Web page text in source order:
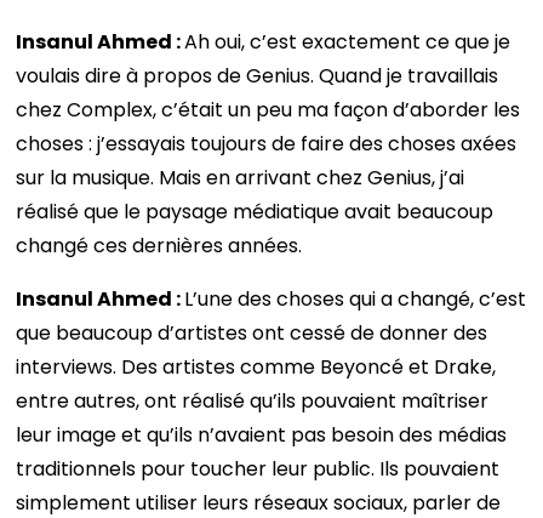
Insanul Ahmed :Ah oui, c’est exactement ce que je
voulais dire à propos de Genius. Quand je travaillais
chez Complex, c’était un peu ma façon d’aborder les
choses : j’essayais toujours de faire des choses axées
sur la musique. Mais en arrivant chez Genius, j’ai
réalisé que le paysage médiatique avait beaucoup
changé ces dernières années.
Insanul Ahmed :L’une des choses qui a changé, c’est
que beaucoup d’artistes ont cessé de donner des
interviews. Des artistes comme Beyoncé et Drake,
entre autres, ont réalisé qu’ils pouvaient maîtriser
leur image et qu’ils n’avaient pas besoin des médias
traditionnels pour toucher leur public. Ils pouvaient
simplement utiliser leurs réseaux sociaux, parler de